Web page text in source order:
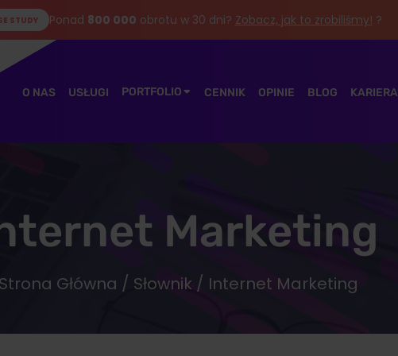
STUDY Ponad 800 000 obrotu w 30 dni? Zobacz, jak to zrobiliśmy! ?
O NAS USŁUGI PORTFOLIO CENNIK OPINIE BLOG KARIERA
Marketing
Główna / Słownik / Internet Marketing